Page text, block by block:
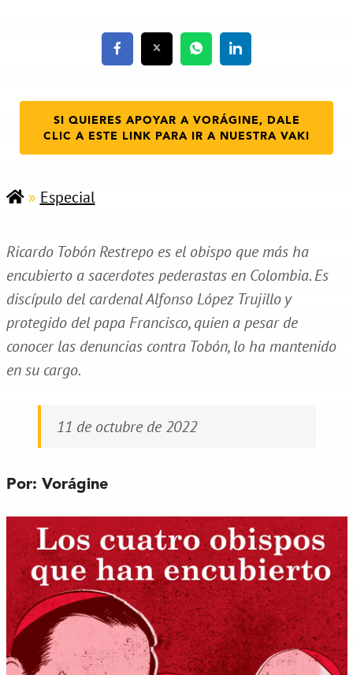
SI QUIERES APOYAR A VORÁGINE, DALE
CLIC A ESTE LINK PARA IR A NUESTRA VAKI
» Especial
Ricardo Tobón Restrepo es el obispo que más ha
encubierto a sacerdotes pederastas en Colombia. Es
discípulo del cardenal Alfonso López Trujillo y
protegido del papa Francisco, quien a pesar de
conocer las denuncias contra Tobón, lo ha mantenido
en su cargo.
11 de octubre de 2022
Por: Vorágine